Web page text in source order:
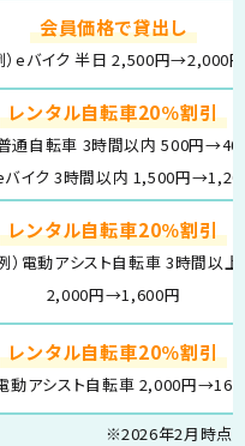
会員価格で貸出し
）eバイク 半日2,500円→2,000円
レンタル自転車20％割引
普通自転車 3時間以内 500円
eバイク 3時間以内 1,500円
レンタル自転車20％割引
例）電動アシスト自転車 3時間以上
2,000円→1,600円
レンタル自転車20％割引
電動アシスト自転車 2,000円
※2026年2月時点